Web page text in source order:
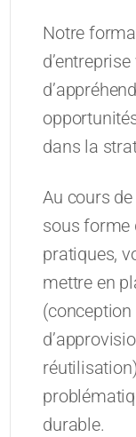
Notre
dans la
Au cours
sous forme
pratiques,
mettre en
durable.